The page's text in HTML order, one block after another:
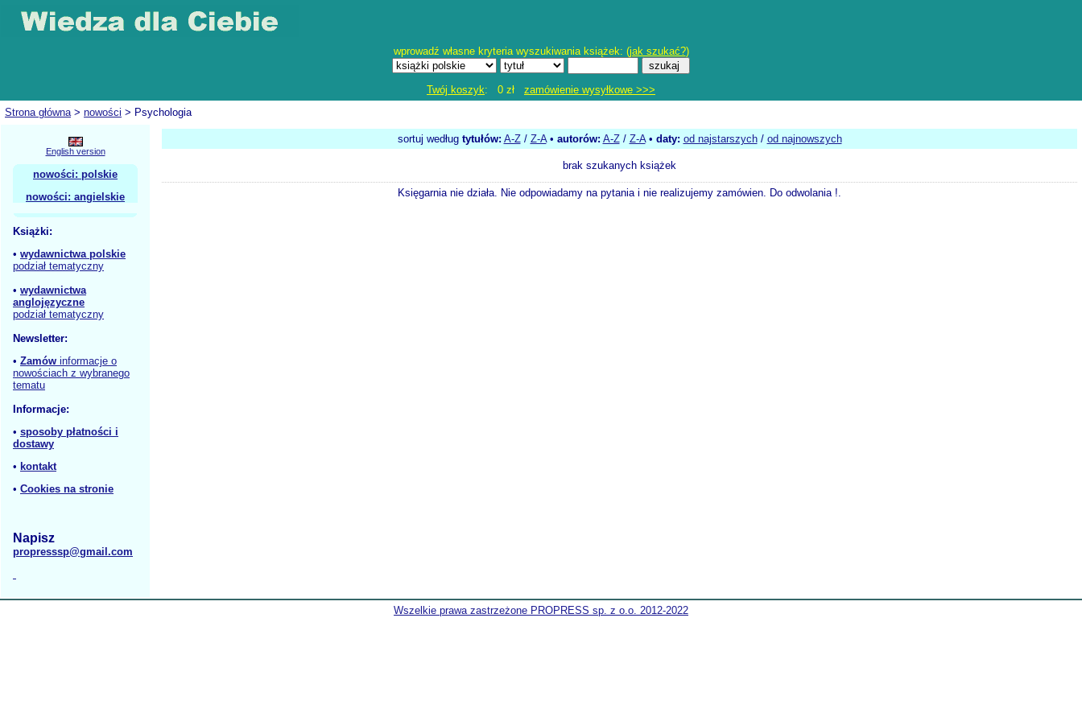
wprowadź własne kryteria wyszukiwania książek: (jak szukać?)
Twój koszyk: 0 zł zamówienie wysyłkowe >>>
Strona główna> nowości > Psychologia
English version
nowości: polskie
nowości: angielskie
Książki:
• wydawnictwa polskie
podział tematyczny
• wydawnictwa
anglojęzyczne
podział tematyczny
Newsletter:
• Zamów informacje o
nowościach z wybranego
tematu
Informacje:
• sposoby płatności i
dostawy
• kontakt
• Cookies na stronie
Napisz
propresssp@gmail.com
sortuj według tytułów: A-Z/ Z-A• autorów: A-Z/ Z-A• daty: od najstarszych/ od najnowszych
brak szukanych książek
Księgarnia nie działa. Nie odpowiadamy na pytania i nie realizujemy zamówien. Do odwolania !.
Wszelkie prawa zastrzeżone PROPRESS sp. z o.o. 2012-2022